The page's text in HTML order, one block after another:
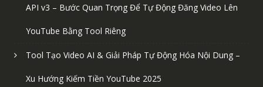
API v3 – Bước Quan Trọng Để Tự Động Đăng Video Lên
YouTube Bằng Tool Riêng
Tool Tạo Video AI & Giải Pháp Tự Động Hóa Nội Dung –
Xu Hướng Kiếm Tiền YouTube 2025